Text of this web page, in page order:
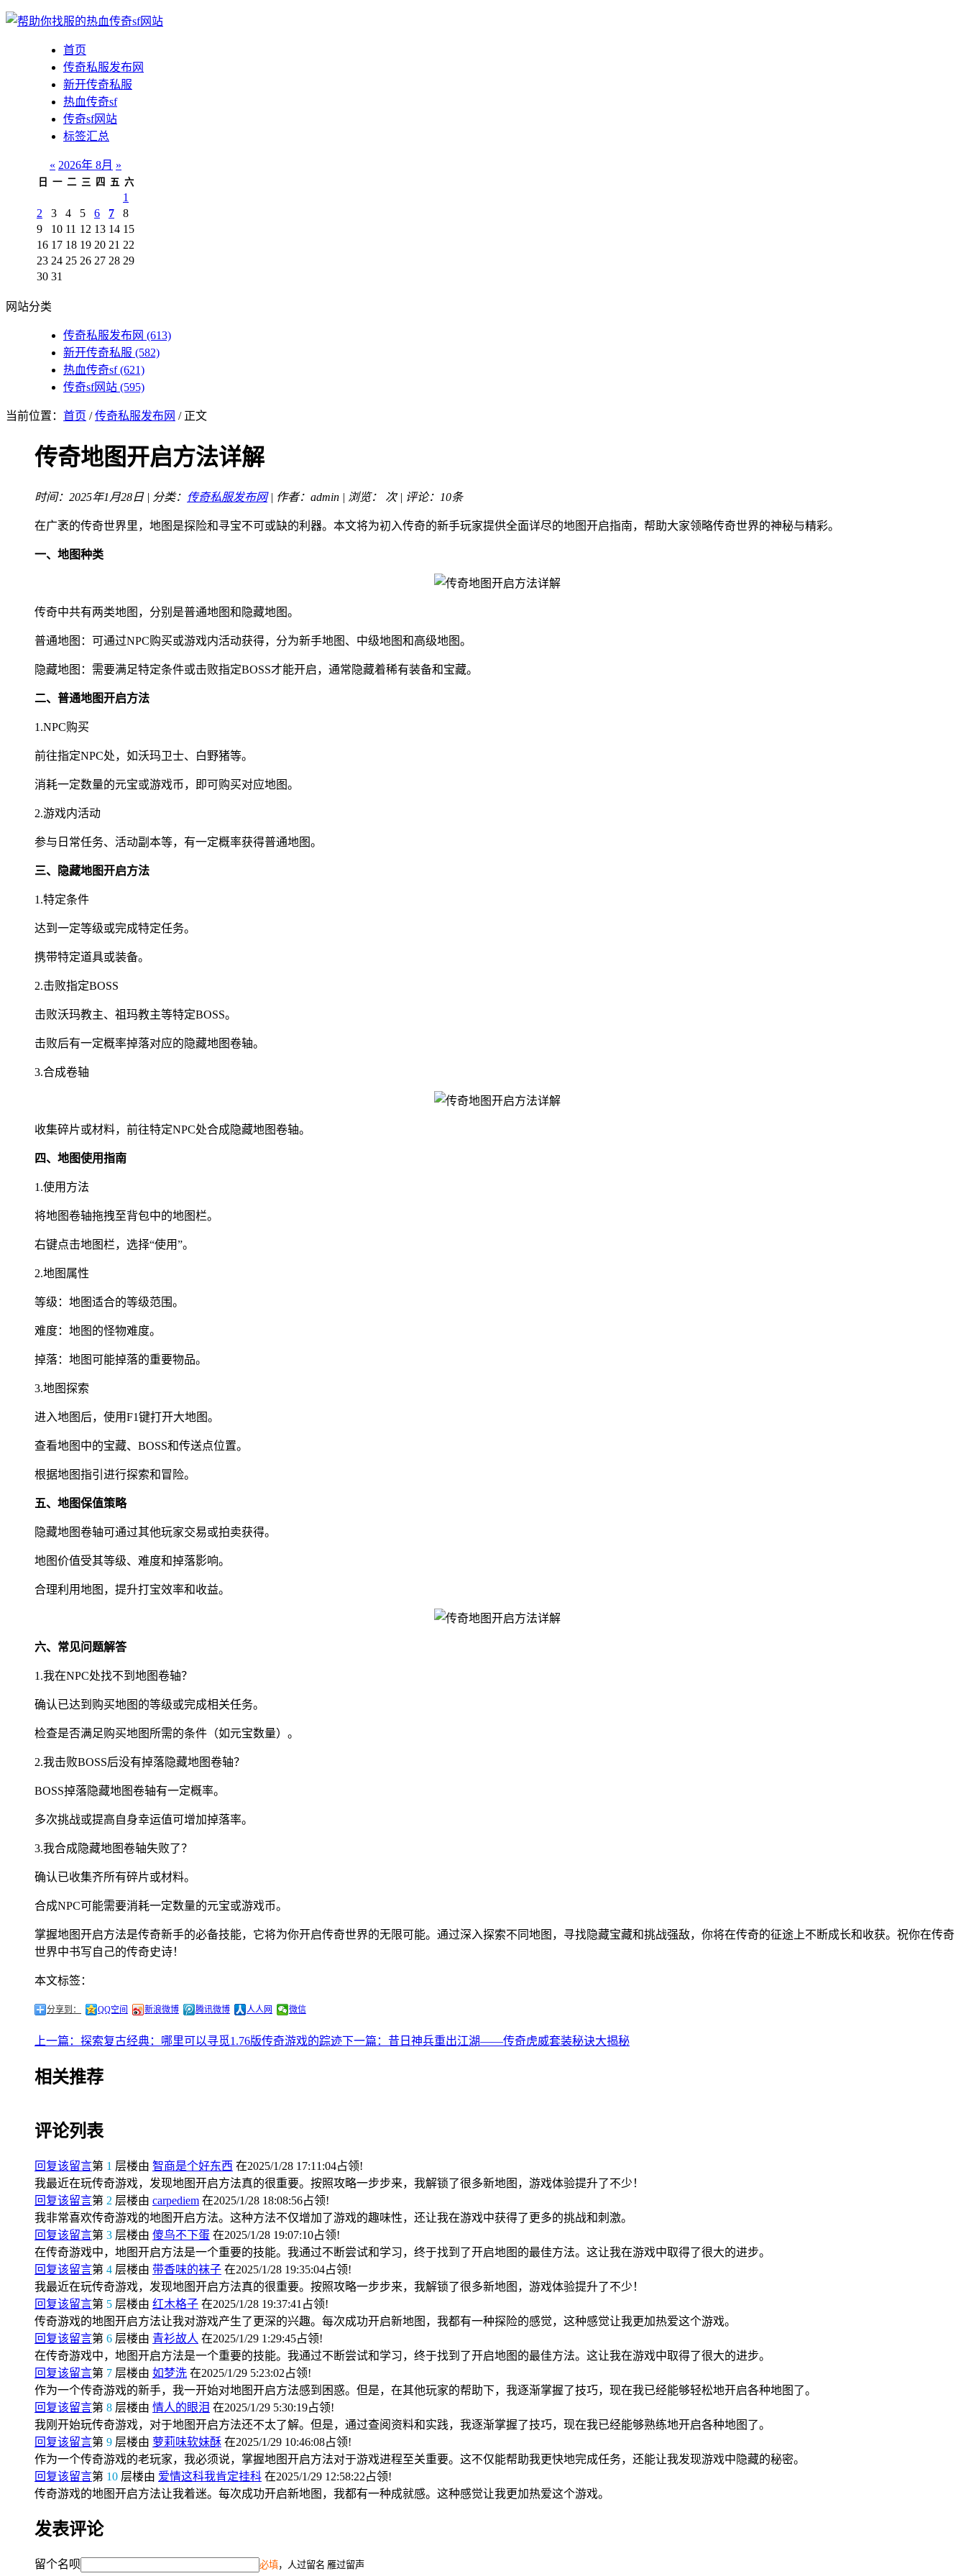
首页
传奇私服发布网
新开传奇私服
热血传奇sf
传奇sf网站
标签汇总
« 2026年 8月 »
日 一 二 三 四 五 六
1
2
3 4 5 6 7
8
9
10 11 12 13 14 15
16 17 18 19 20 21 22
23 24 25 26 27 28 29
30 31
网站分类
传奇私服发布网 (613)
新开传奇私服 (582)
热血传奇sf(621)
传奇sf网站 (595)
当前位置： 首页 /传奇私服发布网 / 正文
传奇地图开启方法详解
时间：2025年1月28日 | 分类： 传奇私服发布网| 作者：admin | 浏览： 次 | 评论：10条
在广袤的传奇世界里，地图是探险和寻宝不可或缺的利器。本文将为初入传奇的新手玩家提供全面详尽的地图开启指南，帮助大家领略传奇世界的神秘与精彩。
一、地图种类
传奇中共有两类地图，分别是普通地图和隐藏地图。
普通地图：可通过NPC购买或游戏内活动获得，分为新手地图、中级地图和高级地图。
隐藏地图：需要满足特定条件或击败指定BOSS才能开启，通常隐藏着稀有装备和宝藏。
二、普通地图开启方法
1.NPC购买
前往指定NPC处，如沃玛卫士、白野猪等。
消耗一定数量的元宝或游戏币，即可购买对应地图。
2.游戏内活动
参与日常任务、活动副本等，有一定概率获得普通地图。
三、隐藏地图开启方法
1.特定条件
达到一定等级或完成特定任务。
携带特定道具或装备。
2.击败指定BOSS
击败沃玛教主、祖玛教主等特定BOSS。
击败后有一定概率掉落对应的隐藏地图卷轴。
3.合成卷轴
收集碎片或材料，前往特定NPC处合成隐藏地图卷轴。
四、地图使用指南
1.使用方法
将地图卷轴拖拽至背包中的地图栏。
右键点击地图栏，选择“使用”。
2.地图属性
等级：地图适合的等级范围。
难度：地图的怪物难度。
掉落：地图可能掉落的重要物品。
3.地图探索
进入地图后，使用F1键打开大地图。
查看地图中的宝藏、BOSS和传送点位置。
根据地图指引进行探索和冒险。
五、地图保值策略
隐藏地图卷轴可通过其他玩家交易或拍卖获得。
地图价值受其等级、难度和掉落影响。
合理利用地图，提升打宝效率和收益。
六、常见问题解答
1.我在NPC处找不到地图卷轴？
确认已达到购买地图的等级或完成相关任务。
检查是否满足购买地图所需的条件（如元宝数量）。
2.我击败BOSS后没有掉落隐藏地图卷轴？
BOSS掉落隐藏地图卷轴有一定概率。
多次挑战或提高自身幸运值可增加掉落率。
3.我合成隐藏地图卷轴失败了？
确认已收集齐所有碎片或材料。
合成NPC可能需要消耗一定数量的元宝或游戏币。
掌握地图开启方法是传奇新手的必备技能，它将为你开启传奇世界的无限可能。通过深入探索不同地图，寻找隐藏宝藏和挑战强敌，你将在传奇的征途上不断成长和收获。祝你在传奇
世界中书写自己的传奇史诗！
本文标签：
分享到： QQ空间 新浪微博 腾讯微博 人人网 微信
上一篇：探索复古经典：哪里可以寻觅1.76版传奇游戏的踪迹下一篇：昔日神兵重出江湖——传奇虎威套装秘诀大揭秘
相关推荐
评论列表
回复该留言第 1 层楼由 智商是个好东西 在2025/1/28 17:11:04占领!
我最近在玩传奇游戏，发现地图开启方法真的很重要。按照攻略一步步来，我解锁了很多新地图，游戏体验提升了不少！
回复该留言第 2 层楼由 carpediem 在2025/1/28 18:08:56占领!
我非常喜欢传奇游戏的地图开启方法。这种方法不仅增加了游戏的趣味性，还让我在游戏中获得了更多的挑战和刺激。
回复该留言第 3 层楼由 傻鸟不下蛋 在2025/1/28 19:07:10占领!
在传奇游戏中，地图开启方法是一个重要的技能。我通过不断尝试和学习，终于找到了开启地图的最佳方法。这让我在游戏中取得了很大的进步。
回复该留言第 4 层楼由 带香味的袜子 在2025/1/28 19:35:04占领!
我最近在玩传奇游戏，发现地图开启方法真的很重要。按照攻略一步步来，我解锁了很多新地图，游戏体验提升了不少！
回复该留言第 5 层楼由 红木格子 在2025/1/28 19:37:41占领!
传奇游戏的地图开启方法让我对游戏产生了更深的兴趣。每次成功开启新地图，我都有一种探险的感觉，这种感觉让我更加热爱这个游戏。
回复该留言第 6 层楼由 青衫故人 在2025/1/29 1:29:45占领!
在传奇游戏中，地图开启方法是一个重要的技能。我通过不断尝试和学习，终于找到了开启地图的最佳方法。这让我在游戏中取得了很大的进步。
回复该留言第 7 层楼由 如梦洗 在2025/1/29 5:23:02占领!
作为一个传奇游戏的新手，我一开始对地图开启方法感到困惑。但是，在其他玩家的帮助下，我逐渐掌握了技巧，现在我已经能够轻松地开启各种地图了。
回复该留言第 8 层楼由 情人的眼泪 在2025/1/29 5:30:19占领!
我刚开始玩传奇游戏，对于地图开启方法还不太了解。但是，通过查阅资料和实践，我逐渐掌握了技巧，现在我已经能够熟练地开启各种地图了。
回复该留言第 9 层楼由 萝莉味软妹酥 在2025/1/29 10:46:08占领!
作为一个传奇游戏的老玩家，我必须说，掌握地图开启方法对于游戏进程至关重要。这不仅能帮助我更快地完成任务，还能让我发现游戏中隐藏的秘密。
回复该留言第 10 层楼由 爱情这科我肯定挂科 在2025/1/29 12:58:22占领!
传奇游戏的地图开启方法让我着迷。每次成功开启新地图，我都有一种成就感。这种感觉让我更加热爱这个游戏。
发表评论
留个名呗 必填，人过留名 雁过留声